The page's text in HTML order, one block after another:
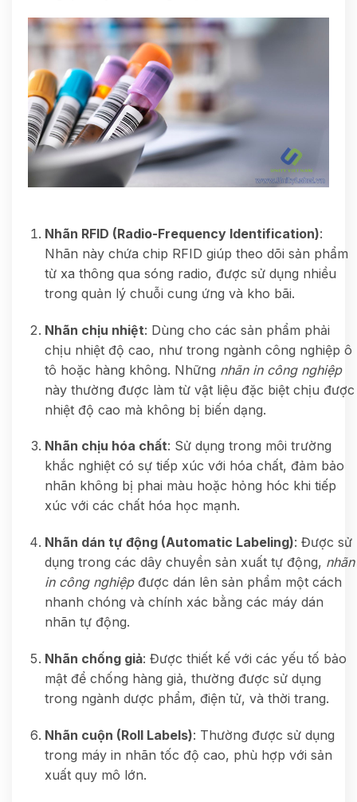
Nhãn RFID (Radio-Frequency Identification):
Nhãn này chứa chip RFID giúp theo dõi sản phẩm
từ xa thông qua sóng radio, được sử dụng nhiều
trong quản lý chuỗi cung ứng và kho bãi.
Nhãn chịu nhiệt: Dùng cho các sản phẩm phải
chịu nhiệt độ cao, như trong ngành công nghiệp ô
tô hoặc hàng không. Những nhãn in công nghiệp
này thường được làm từ vật liệu đặc biệt chịu được
nhiệt độ cao mà không bị biến dạng.
Nhãn chịu hóa chất: Sử dụng trong môi trường
khắc nghiệt có sự tiếp xúc với hóa chất, đảm bảo
nhãn không bị phai màu hoặc hỏng hóc khi tiếp
xúc với các chất hóa học mạnh.
Nhãn dán tự động (Automatic Labeling): Được sử
dụng trong các dây chuyền sản xuất tự động, nhãn
in công nghiệpđược dán lên sản phẩm một cách
nhanh chóng và chính xác bằng các máy dán
nhãn tự động.
Nhãn chống giả: Được thiết kế với các yếu tố bảo
mật để chống hàng giả, thường được sử dụng
trong ngành dược phẩm, điện tử, và thời trang.
Nhãn cuộn (Roll Labels): Thường được sử dụng
trong máy in nhãn tốc độ cao, phù hợp với sản
xuất quy mô lớn.